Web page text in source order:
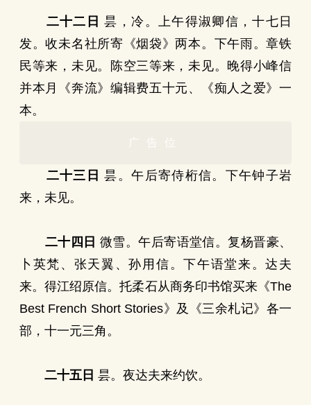
二十二日 昙，冷。上午得淑卿信，十七日
发。收未名社所寄《烟袋》两本。下午雨。章铁
民等来，未见。陈空三等来，未见。晚得小峰信
并本月《奔流》编辑费五十元、《痴人之爱》一
本。
广告位
二十三日 昙。午后寄侍桁信。下午钟子岩
来，未见。
二十四日 微雪。午后寄语堂信。复杨晋豪、
卜英梵、张天翼、孙用信。下午语堂来。达夫
来。得江绍原信。托柔石从商务印书馆买来《The
Best French Short Stories》及《三余札记》各一
部，十一元三角。
二十五日 昙。夜达夫来约饮。